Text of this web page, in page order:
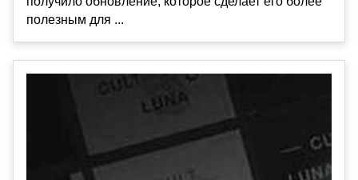
полезным для ...